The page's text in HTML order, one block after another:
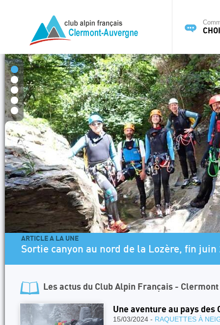
ARTICLE A LA UNE
Sortie canyon au nord de la Lozère, fin juin
Les actus du Club Alpin Français -
Une aventure au pays des
15/03/2024 - RAQUETTES À